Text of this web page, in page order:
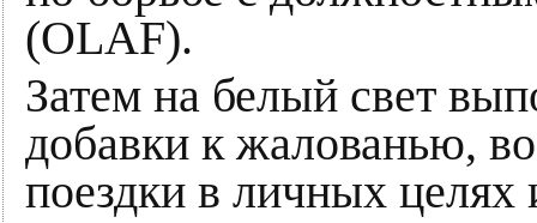
(OLAF).
Затем на белый свет
добавки к жалованью,
поездки в личных